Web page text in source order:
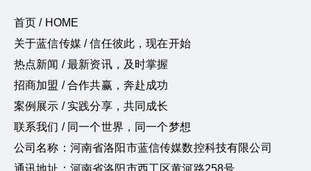
首页 / HOME
关于蓝信传媒 / 信任彼此，现在开始
热点新闻 / 最新资讯，及时掌握
招商加盟 / 合作共赢，奔赴成功
案例展示 / 实践分享，共同成长
联系我们 / 同一个世界，同一个梦想
公司名称：河南省洛阳市蓝信传媒数控科技有限公司
通讯地址：河南省洛阳市西工区黄河路258号